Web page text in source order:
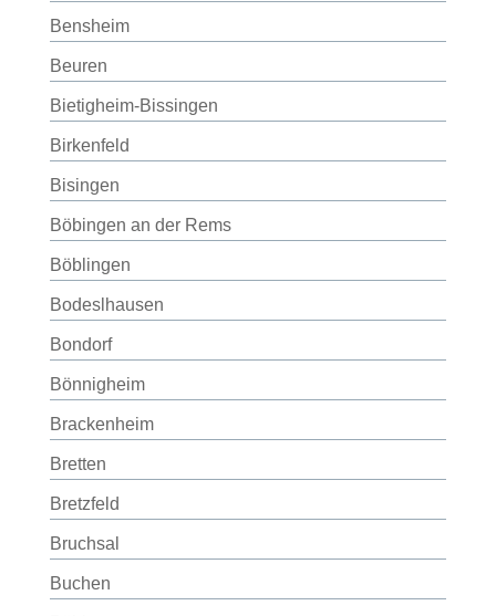
Bensheim
Beuren
Bietigheim-Bissingen
Birkenfeld
Bisingen
Böbingen an der Rems
Böblingen
Bodeslhausen
Bondorf
Bönnigheim
Brackenheim
Bretten
Bretzfeld
Bruchsal
Buchen